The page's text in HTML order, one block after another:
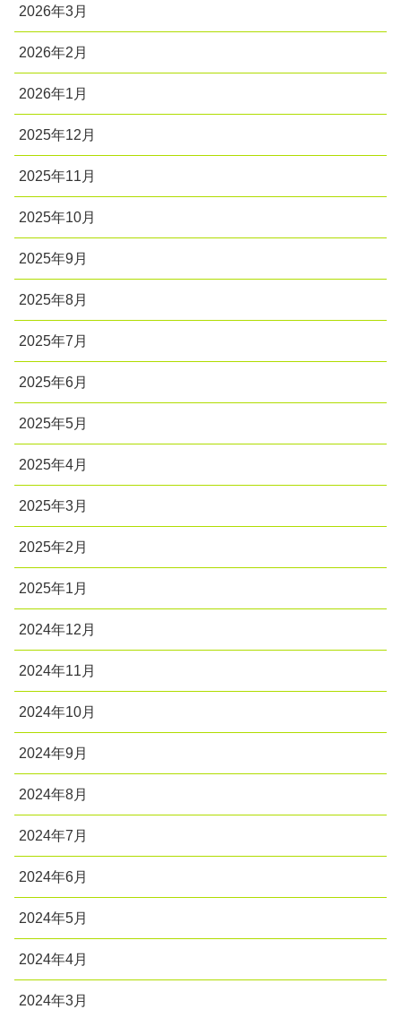
2026年3月
2026年2月
2026年1月
2025年12月
2025年11月
2025年10月
2025年9月
2025年8月
2025年7月
2025年6月
2025年5月
2025年4月
2025年3月
2025年2月
2025年1月
2024年12月
2024年11月
2024年10月
2024年9月
2024年8月
2024年7月
2024年6月
2024年5月
2024年4月
2024年3月